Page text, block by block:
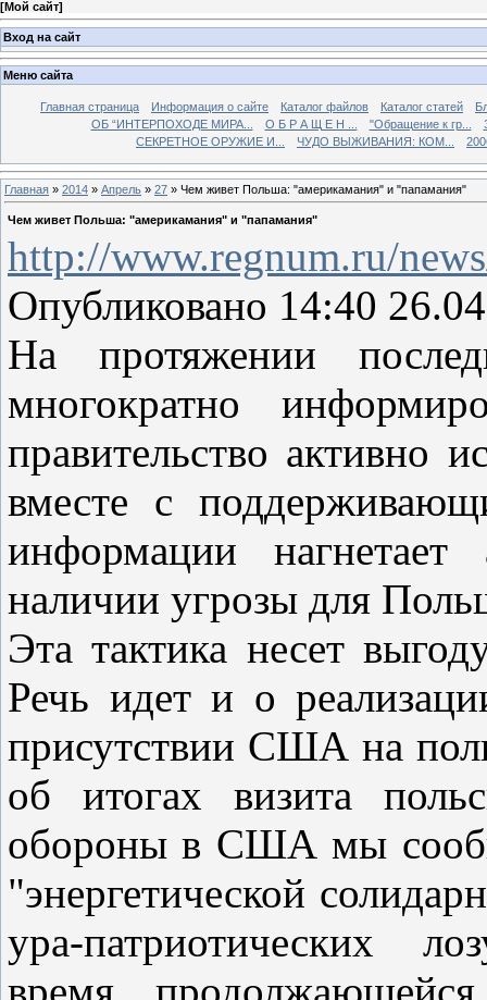
[Мой сайт]
Вход на сайт
Меню сайта
Главная страница Информация о сайте Каталог файлов Каталог статей
ОБ “ИНТЕРПОХОДЕ МИРА...
О Б Р А Щ Е Н ... "Обращение к гр...
СЕКРЕТНОЕ ОРУЖИЕ И...
ЧУДО ВЫЖИВАНИЯ: КОМ...
Главная » 2014 » Апрель » 27 » Чем живет Польша: "америкамания" и "папамания"
Чем живет Польша: "америкамания" и "папамания"
http://www.regnum.ru/
Опубликовано 14:40
На протяжении
многократно
правительство активно
вместе с
информации
наличии угрозы для
Эта тактика несет
Речь идет и о
присутствии США на
об итогах визита
обороны в США мы
"энергетической
ура-патриотических
время